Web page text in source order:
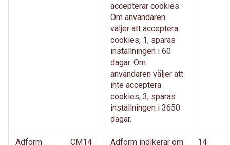
accepterar cookies.
Om användaren
väljer att acceptera
cookies, 1, sparas
inställningen i 60
dagar. Om
användaren väljer att
inte acceptera
cookies, 3, sparas
inställningen i 3650
dagar.
Adform CM14 Adform indikerar om 14